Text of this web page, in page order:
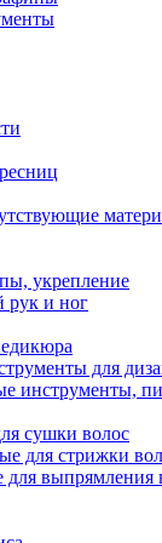
укрепление
рук и ног
для
инструменты,
сушки волос
для стрижки
выпрямления